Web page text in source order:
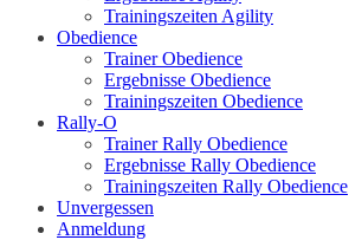
Trainingszeiten Agility
Obedience
Trainer Obedience
Ergebnisse Obedience
Trainingszeiten Obedience
Rally-O
Trainer Rally Obedience
Ergebnisse Rally Obedience
Trainingszeiten Rally Obedience
Unvergessen
Anmeldung